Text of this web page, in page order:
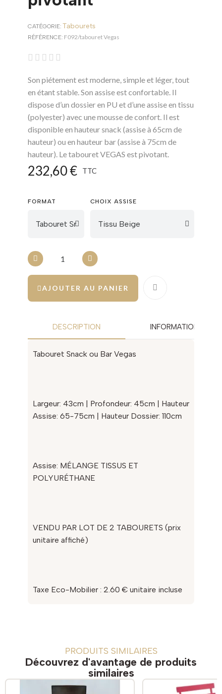
CATÉGORIE Tabourets
RÉFÉRENCE F092/tabouret Vegas
    
Son piétement est moderne, simple et léger, tout
en étant stable. Son assise est confortable. Il
dispose d’un dossier en PU et d’une assise en tissu
(polyester) avec une mousse de confort. Il est
disponible en hauteur snack (assise à 65cm de
hauteur) ou en hauteur bar (assise à 75cm de
hauteur). Le tabouret VEGAS est pivotant.
232,60 € TTC
FORMAT CHOIX ASSISE
AJOUTER AU PANIER
DESCRIPTION INFORMATION
Tabouret Snack ou Bar Vegas
Largeur: 43cm | Profondeur: 45cm | Hauteur
Assise: 65-75cm | Hauteur Dossier: 110cm
Assise: MÉLANGE TISSUS ET
POLYURÉTHANE
VENDU PAR LOT DE 2 TABOURETS (prix
unitaire affiché)
Taxe Eco-Mobilier : 2.60 € unitaire incluse
PRODUITS SIMILAIRES
Découvrez d'avantage de produits
similaires